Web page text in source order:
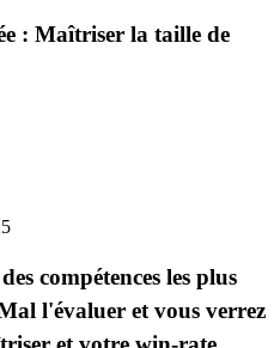
: Maîtriser la taille de
compétences les plus
l'évaluer et vous verrez